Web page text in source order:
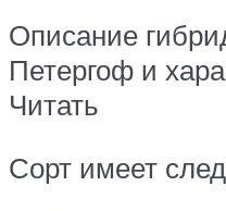
Описание
Петергоф и
Читать
Сорт имеет